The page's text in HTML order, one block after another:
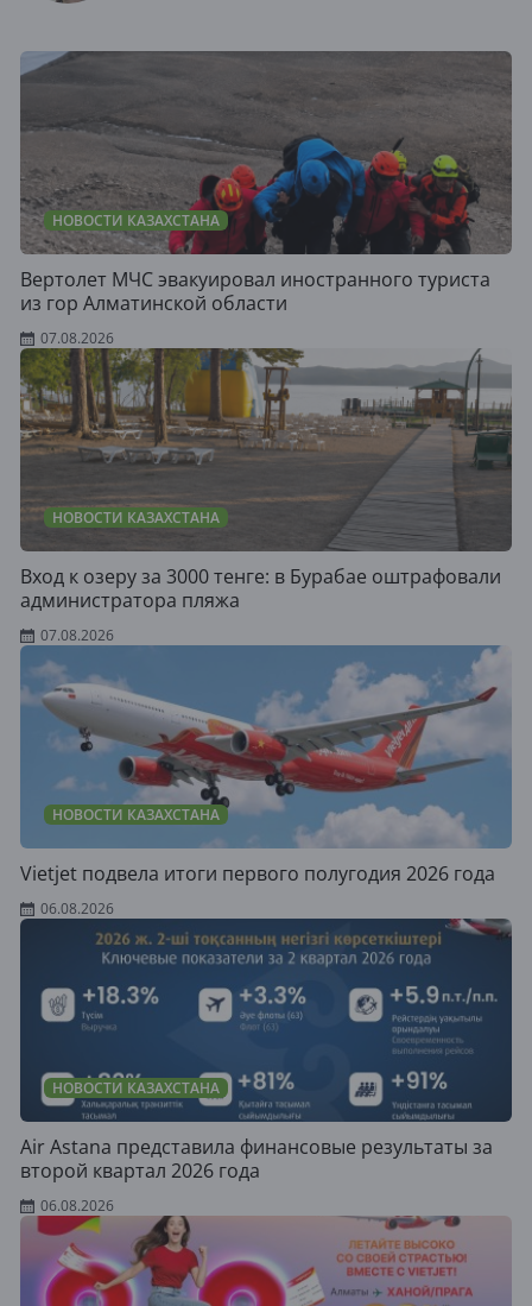
НОВОСТИ КАЗАХСТАНА
Вертолет МЧС эвакуировал иностранного туриста
из гор Алматинской области
07.08.2026
НОВОСТИ КАЗАХСТАНА
Вход к озеру за 3000 тенге: в Бурабае оштрафовали
администратора пляжа
07.08.2026
НОВОСТИ КАЗАХСТАНА
Vietjet подвела итоги первого полугодия 2026 года
06.08.2026
НОВОСТИ КАЗАХСТАНА
Air Astana представила финансовые результаты за
второй квартал 2026 года
06.08.2026